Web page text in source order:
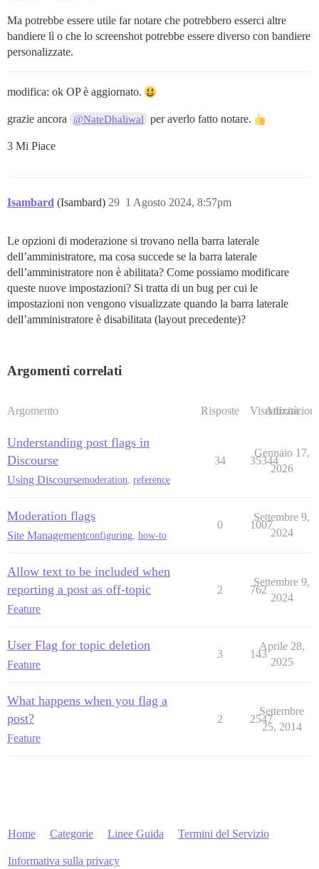
Ma potrebbe essere utile far notare che potrebbero esserci altre
bandiere lì o che lo screenshot potrebbe essere diverso con bandiere
personalizzate.
modifica: ok OP è aggiornato.
grazie ancora @NateDhaliwal per averlo fatto notare.
3 Mi Piace
Isambard (Isambard) 1 Agosto 2024, 8:57pm
29
Le opzioni di moderazione si trovano nella barra laterale
dell’amministratore, ma cosa succede se la barra laterale
dell’amministratore non è abilitata? Come possiamo modificare
queste nuove impostazioni? Si tratta di un bug per cui le
impostazioni non vengono visualizzate quando la barra laterale
dell’amministratore è disabilitata (layout precedente)?
Argomenti correlati
Argomento Risposte Visualizzazioni
Attività
Understanding post flags in
Discourse
Using Discoursemoderation, reference
34 35344
Gennaio 17,
2026
Moderation flags
Site Managementconfiguring, how-to
0 1007
Settembre 9,
2024
Allow text to be included when
reporting a post as off-topic
Feature
2 762
Settembre 9,
2024
User Flag for topic deletion
Feature
3 143
Aprile 28,
2025
What happens when you flag a
post?
Feature
2 2547
Settembre
25, 2014
Home Categorie Linee Guida Termini del Servizio
Informativa sulla privacy